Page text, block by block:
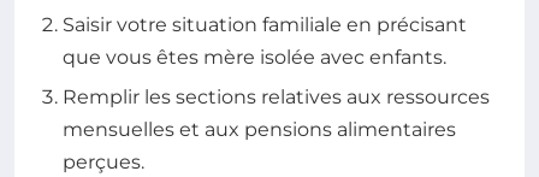
Saisir votre situation familiale en précisant
que vous êtes mère isolée avec enfants.
Remplir les sections relatives aux ressources
mensuelles et aux pensions alimentaires
perçues.